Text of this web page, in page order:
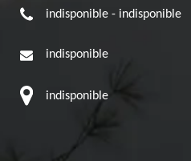
indisponible - indisponible
indisponible
indisponible